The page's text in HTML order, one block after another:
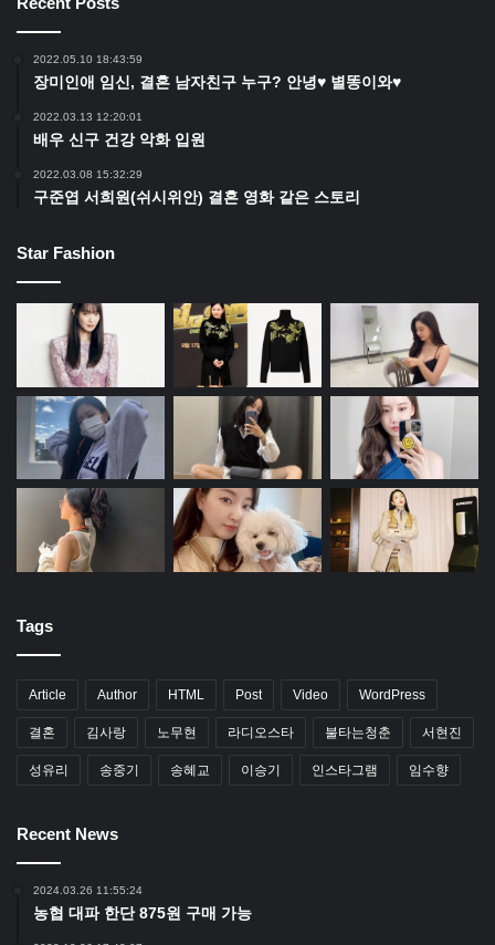
2022.05.10 18:43:59
장미인애 임신, 결혼 남자친구 누구? 안녕♥ 별똥이와♥
2022.03.13 12:20:01
배우 신구 건강 악화 입원
2022.03.08 15:32:29
구준엽 서희원(쉬시위안) 결혼 영화 같은 스토리
Star Fashion
Tags
Article Author HTML Post Video WordPress
결혼 김사랑 노무현 라디오스타 불타는청춘 서현진
성유리 송중기 송혜교 이승기 인스타그램 임수향
Recent News
2024.03.26 11:55:24
농협 대파 한단 875원 구매 가능